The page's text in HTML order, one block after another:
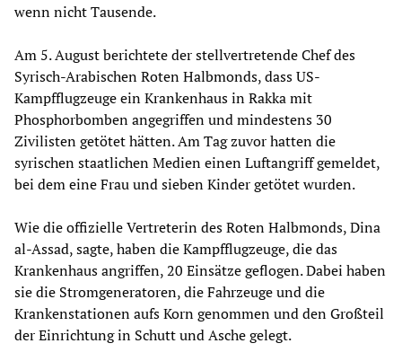
wenn nicht Tausende.
Am 5. August berichtete der stellvertretende Chef des
Syrisch-Arabischen Roten Halbmonds, dass US-
Kampfflugzeuge ein Krankenhaus in Rakka mit
Phosphorbomben angegriffen und mindestens 30
Zivilisten getötet hätten. Am Tag zuvor hatten die
syrischen staatlichen Medien einen Luftangriff gemeldet,
bei dem eine Frau und sieben Kinder getötet wurden.
Wie die offizielle Vertreterin des Roten Halbmonds, Dina
al-Assad, sagte, haben die Kampfflugzeuge, die das
Krankenhaus angriffen, 20 Einsätze geflogen. Dabei haben
sie die Stromgeneratoren, die Fahrzeuge und die
Krankenstationen aufs Korn genommen und den Großteil
der Einrichtung in Schutt und Asche gelegt.